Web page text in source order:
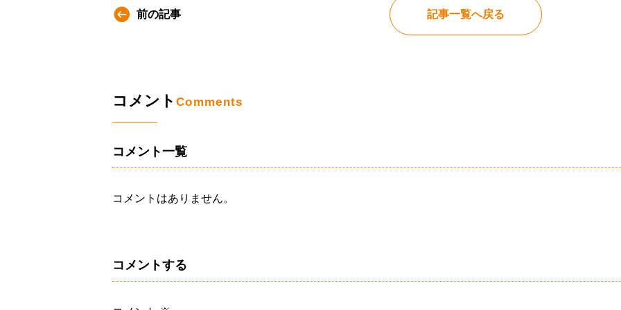
前の記事 記事一覧へ戻る
コメント Comments
コメント一覧
コメントはありません。
コメントする